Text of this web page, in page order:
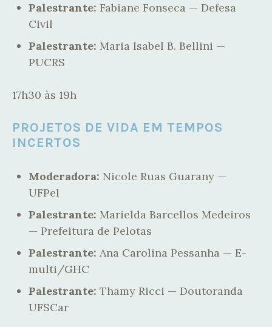
Palestrante: Fabiane Fonseca — Defesa
Civil
Palestrante: Maria Isabel B. Bellini —
PUCRS
17h30 às 19h
PROJETOS DE VIDA EM TEMPOS
INCERTOS
Moderadora: Nicole Ruas Guarany —
UFPel
Palestrante: Marielda Barcellos Medeiros
— Prefeitura de Pelotas
Palestrante: Ana Carolina Pessanha — E-
multi/GHC
Palestrante: Thamy Ricci — Doutoranda
UFSCar